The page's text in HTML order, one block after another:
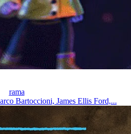
rama
Bartoccioni, James Ellis Ford,...